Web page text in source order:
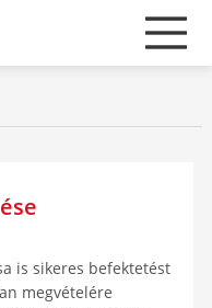
is sikeres befektetést
megvételére